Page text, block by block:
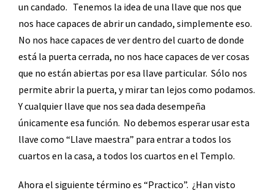
un candado. Tenemos la idea de una llave que nos que
nos hace capaces de abrir un candado, simplemente eso.
No nos hace capaces de ver dentro del cuarto de donde
está la puerta cerrada, no nos hace capaces de ver cosas
que no están abiertas por esa llave particular. Sólo nos
permite abrir la puerta, y mirar tan lejos como podamos.
Y cualquier llave que nos sea dada desempeña
únicamente esa función. No debemos esperar usar esta
llave como “Llave maestra” para entrar a todos los
cuartos en la casa, a todos los cuartos en el Templo.
Ahora el siguiente término es “Practico”. ¿Han visto